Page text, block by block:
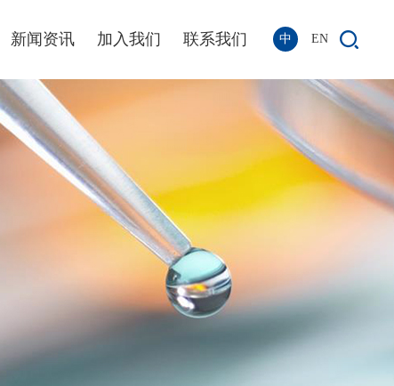
新闻资讯 加入我们 联系我们 中 EN